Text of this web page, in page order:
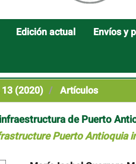
Edición actual Envíos y
(2020) Artículos
de Puerto
Puerto Antioquia